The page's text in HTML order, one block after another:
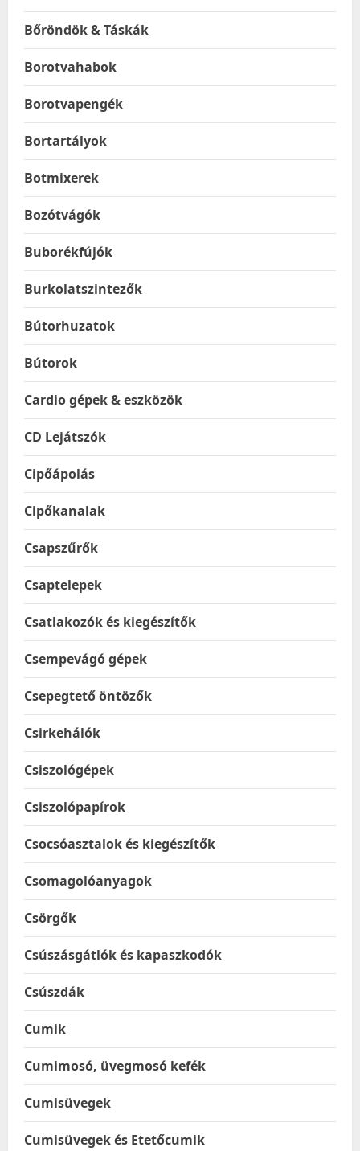
Bőröndök & Táskák
Borotvahabok
Borotvapengék
Bortartályok
Botmixerek
Bozótvágók
Buborékfújók
Burkolatszintezők
Bútorhuzatok
Bútorok
Cardio gépek & eszközök
CD Lejátszók
Cipőápolás
Cipőkanalak
Csapszűrők
Csaptelepek
Csatlakozók és kiegészítők
Csempevágó gépek
Csepegtető öntözők
Csirkehálók
Csiszológépek
Csiszolópapírok
Csocsóasztalok és kiegészítők
Csomagolóanyagok
Csörgők
Csúszásgátlók és kapaszkodók
Csúszdák
Cumik
Cumimosó, üvegmosó kefék
Cumisüvegek
Cumisüvegek és Etetőcumik